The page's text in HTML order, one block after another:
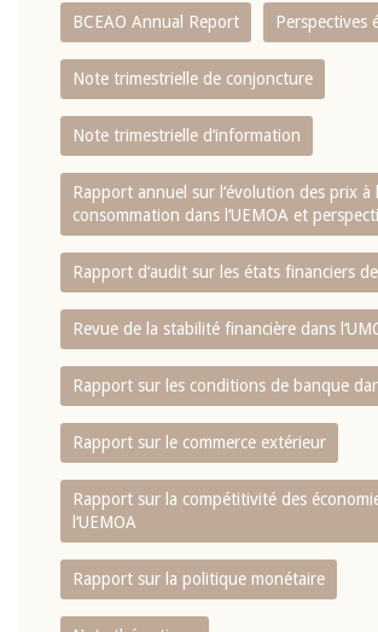
BCEAO Annual Report Perspectives
Note trimestrielle de conjoncture
Note trimestrielle d‘information
Rapport annuel sur l‘évolution des prix à
consommation dans l‘UEMOA et
Rapport d‘audit sur les états financiers
Revue de la stabilité financière dans
Rapport sur les conditions de banque
Rapport sur le commerce extérieur
Rapport sur la compétitivité des
l‘UEMOA
Rapport sur la politique monétaire